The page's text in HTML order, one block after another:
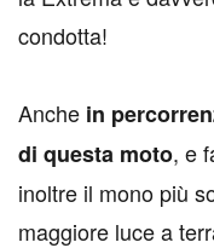
condotta!
Anche in
di questa moto, e
inoltre il mono più
maggiore luce a